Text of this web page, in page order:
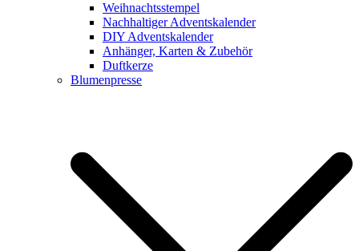
Weihnachtsstempel
Nachhaltiger Adventskalender
DIY Adventskalender
Anhänger, Karten & Zubehör
Duftkerze
Blumenpresse